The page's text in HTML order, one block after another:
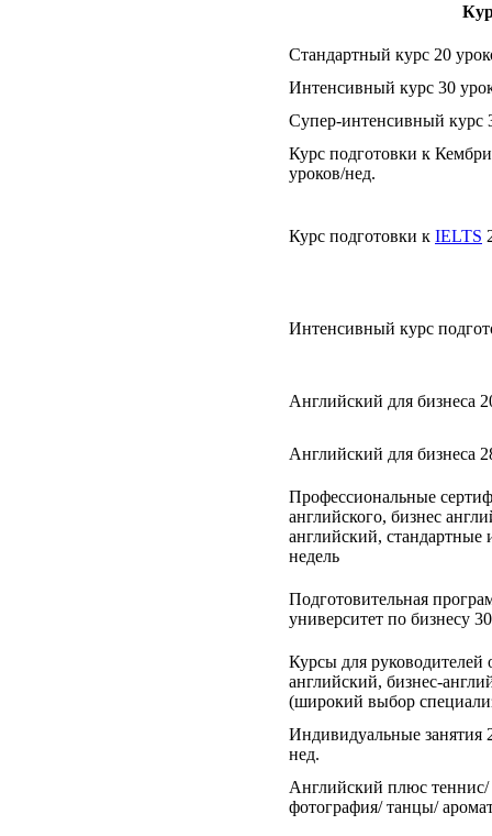
Стандартный курс 20
Интенсивный курс 30
Супер-интенсивный курс
Курс подготовки к
уроков/нед.
Курс подготовки к IELTS
Интенсивный курс
Английский для бизнеса
Английский для бизнеса
Профессиональные
английского, бизнес
английский, стандартные
недель
Подготовительная
университет по бизнесу
Курсы для руководителей
английский, бизнес-
(широкий выбор
Индивидуальные занятия
нед.
Английский плюс теннис/
фотография/ танцы/